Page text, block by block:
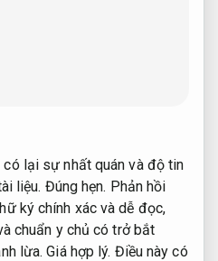
lại sự nhất quán và độ tin
liệu. Đúng hẹn. Phản hồi
ký chính xác và dễ đọc,
chuẩn y chủ có trở bắt
lừa.Giá hợp lý. Điều này có